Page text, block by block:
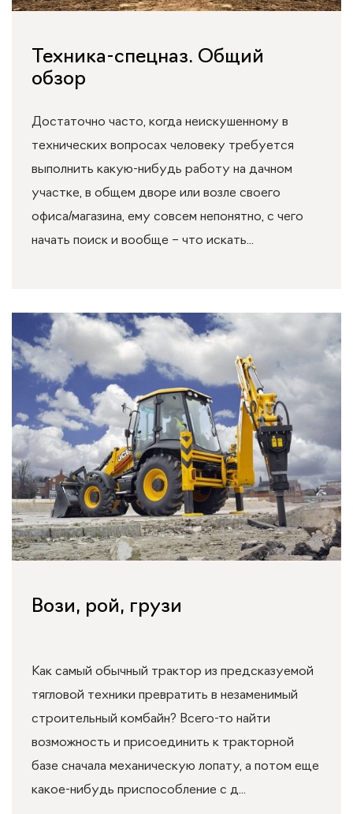
Техника-спецназ. Общий
обзор
Достаточно часто, когда неискушенному в
технических вопросах человеку требуется
выполнить какую-нибудь работу на дачном
участке, в общем дворе или возле своего
офиса/магазина, ему совсем непонятно, с чего
начать поиск и вообще – что искать...
Вози, рой, грузи
Как самый обычный трактор из предсказуемой
тягловой техники превратить в незаменимый
строительный комбайн? Всего-то найти
возможность и присоединить к тракторной
базе сначала механическую лопату, а потом еще
какое-нибудь приспособление с д...